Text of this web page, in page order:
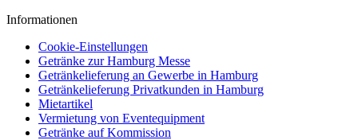
Informationen
Cookie-Einstellungen
Getränke zur Hamburg Messe
Getränkelieferung an Gewerbe in Hamburg
Getränkelieferung Privatkunden in Hamburg
Mietartikel
Vermietung von Eventequipment
Getränke auf Kommission